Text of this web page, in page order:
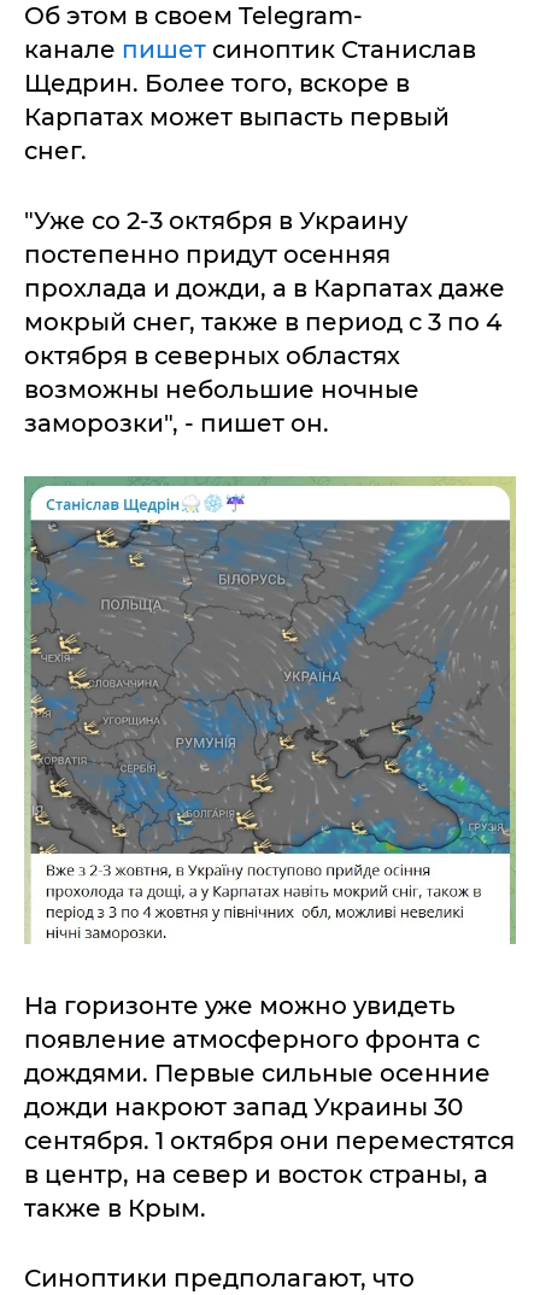
Об этом в своем Telegram-
канале пишет синоптик Станислав
Щедрин. Более того, вскоре в
Карпатах может выпасть первый
снег.
"Уже со 2-3 октября в Украину
постепенно придут осенняя
прохлада и дожди, а в Карпатах даже
мокрый снег, также в период с 3 по 4
октября в северных областях
возможны небольшие ночные
заморозки", - пишет он.
На горизонте уже можно увидеть
появление атмосферного фронта с
дождями. Первые сильные осенние
дожди накроют запад Украины 30
сентября. 1 октября они переместятся
в центр, на север и восток страны, а
также в Крым.
Синоптики предполагают, что